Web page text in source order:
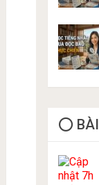
⭕️